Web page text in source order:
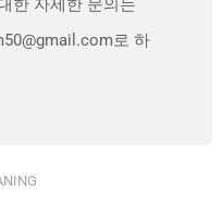
한 자세한 문의는
로 하